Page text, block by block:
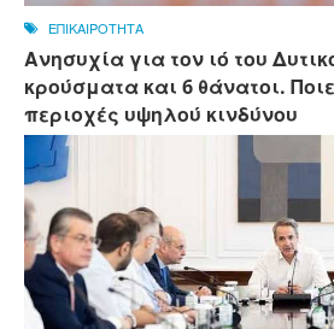
ΕΠΙΚΑΙΡΟΤΗΤΑ
Ανησυχία για τον ιό του
κρούσματα και 6 θάνατοι.
περιοχές υψηλού κινδύνου